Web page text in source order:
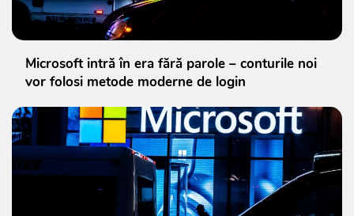
Microsoft intră în era fără parole – conturile noi
vor folosi metode moderne de login